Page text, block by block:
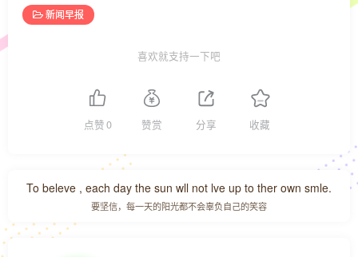
新闻早报
喜欢就支持一下吧
点赞0 赞赏 分享 收藏
To beleve , each day the sun wll not lve up to ther own smle.
要坚信，每一天的阳光都不会辜负自己的笑容